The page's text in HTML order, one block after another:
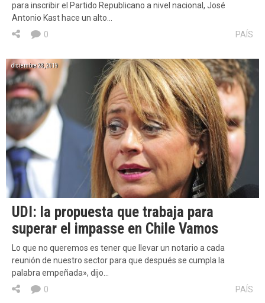
para inscribir el Partido Republicano a nivel nacional, José
Antonio Kast hace un alto…
PAÍS
0
diciembre 28, 2019
UDI: la propuesta que trabaja para
superar el impasse en Chile Vamos
Lo que no queremos es tener que llevar un notario a cada
reunión de nuestro sector para que después se cumpla la
palabra empeñada», dijo…
PAÍS
0